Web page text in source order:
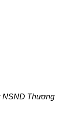
NSND Thương